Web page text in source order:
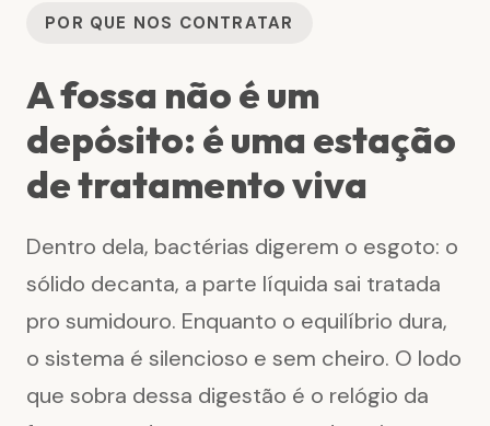
POR QUE NOS CONTRATAR
A fossa não é um
depósito: é uma estação
de tratamento viva
Dentro dela, bactérias digerem o esgoto: o
sólido decanta, a parte líquida sai tratada
pro sumidouro. Enquanto o equilíbrio dura,
o sistema é silencioso e sem cheiro. O lodo
que sobra dessa digestão é o relógio da